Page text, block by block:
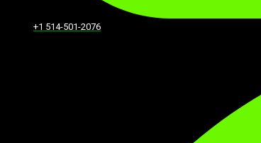
+1 514-501-2076